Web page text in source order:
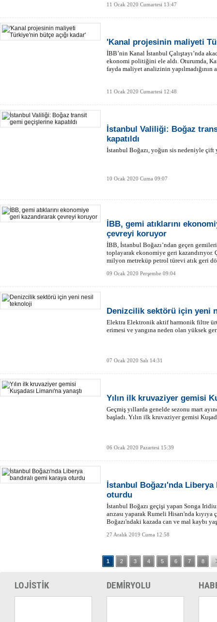
11 Ocak 2020 Cumartesi 13:47
'Kanal projesinin maliyeti
İBB’nin Kanal İstanbul Çalıştayı’nda
ekonomi politiğini ele aldı. Oturumda,
fayda maliyet analizinin yapılmadığının
11 Ocak 2020 Cumartesi 12:48
İstanbul Valiliği: Boğaz
kapatıldı
İstanbul Boğazı, yoğun sis nedeniyle
10 Ocak 2020 Cuma 09:07
İBB, gemi atıklarını
çevreyi koruyor
İBB, İstanbul Boğazı’ndan geçen
toplayarak ekonomiye geri
milyon metreküp petrol türevi atık geri
09 Ocak 2020 Perşembe 09:04
Denizcilik sektörü için yeni
Elektra Elektronik aktif harmonik filtre
erimesi ve yangına neden olan yüksek
07 Ocak 2020 Salı 14:31
Yılın ilk kruvaziyer gemisi
Geçmiş yıllarda genelde sezonu mart
başladı. Yılın ilk kruvaziyer gemisi
06 Ocak 2020 Pazartesi 15:39
İstanbul Boğazı'nda Liberya
oturdu
İstanbul Boğazı geçişi yapan Songa
arızası yaparak Rumeli Hisarı'nda
Boğazı'ndaki kazada can ve mal kaybı
27 Aralık 2019 Cuma 12:58
1 2 3 4 5 6 7 8
LOJİSTİK DEMİRYOLU